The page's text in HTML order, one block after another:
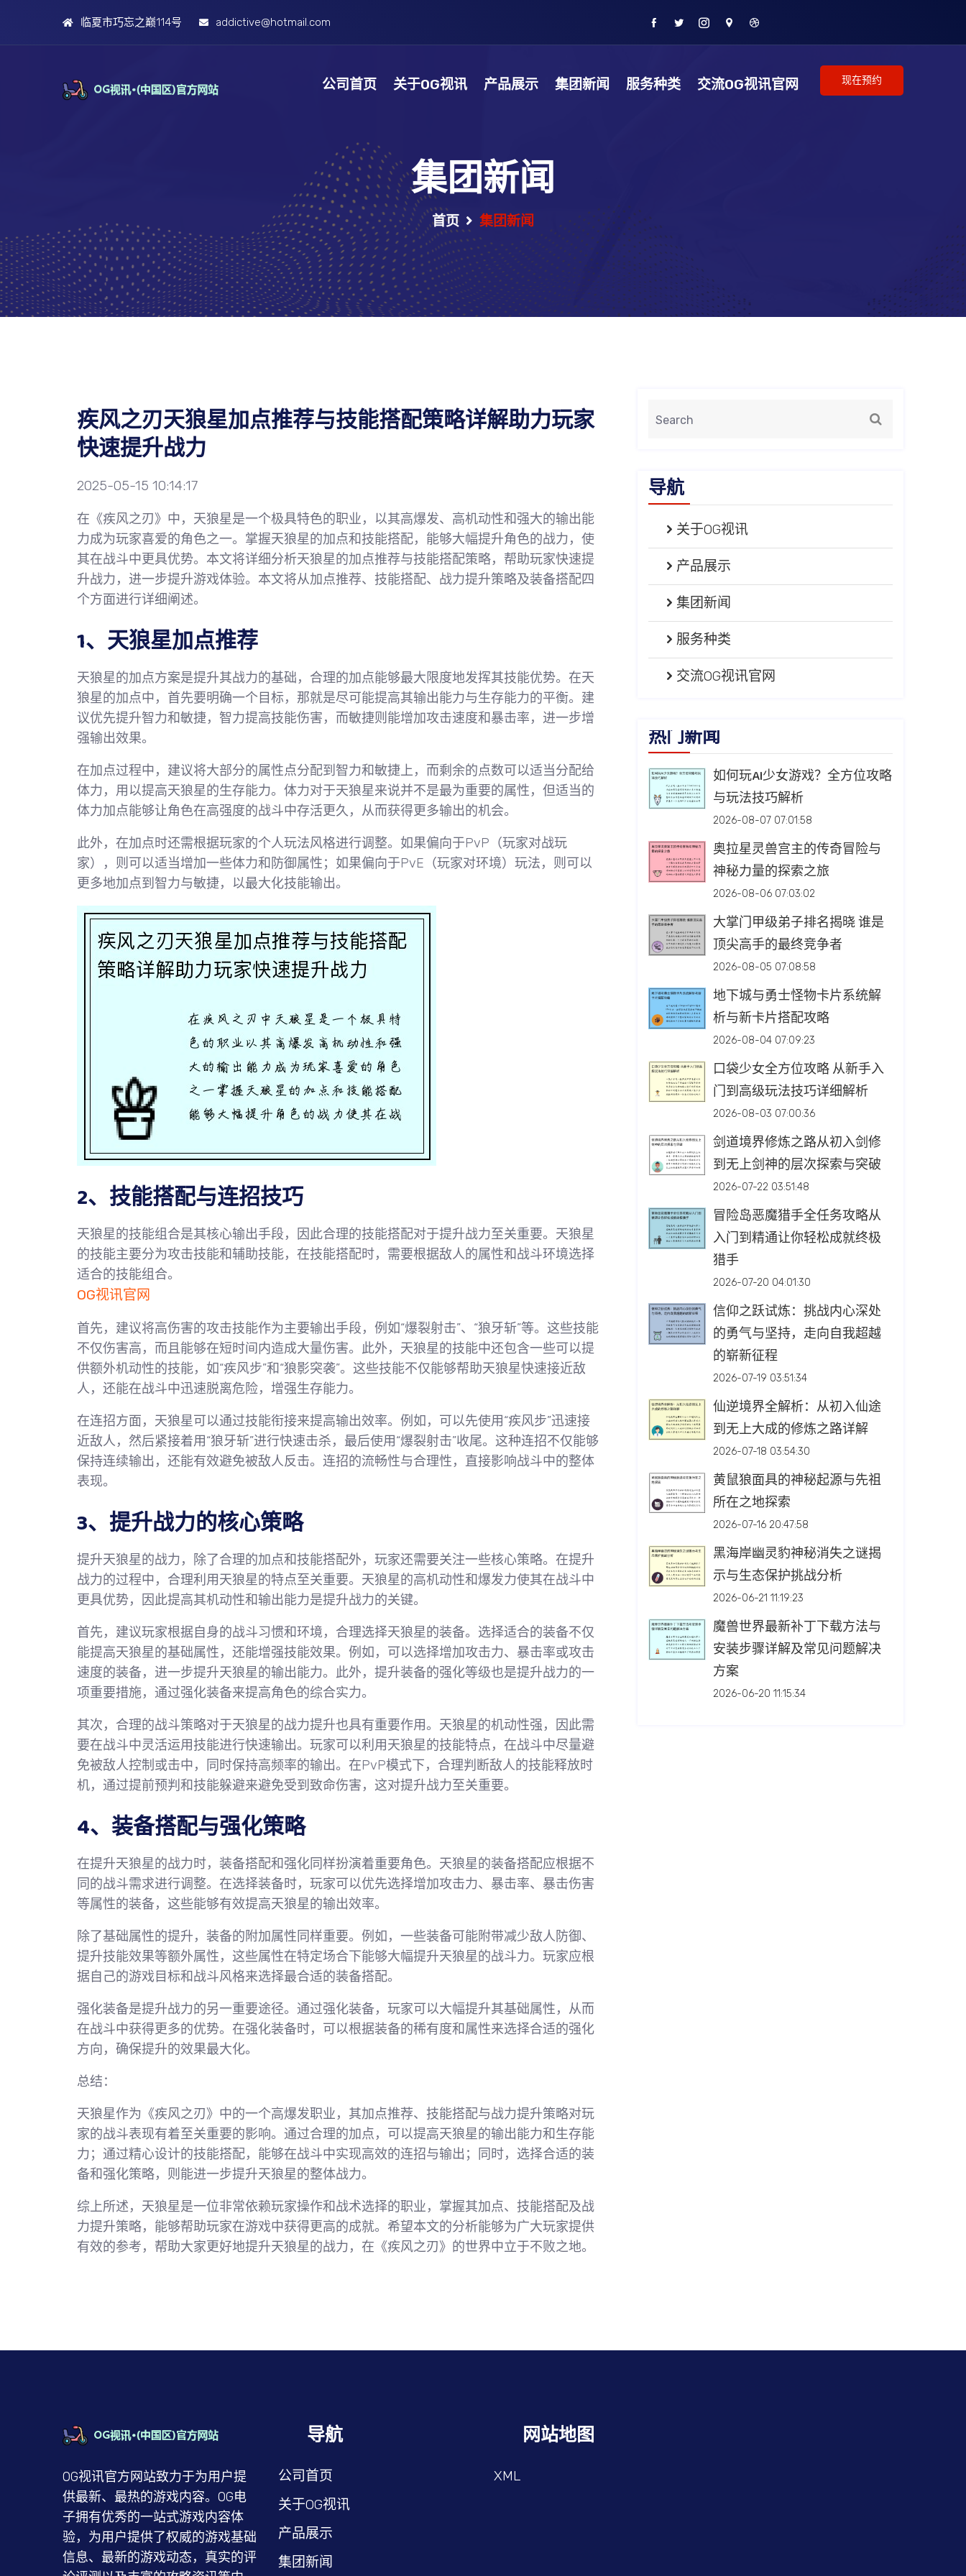
临夏市巧忘之巅114号 addictive@hotmail.com
公司首页 关于OG视讯 产品展示 集团新闻 服务种类 交流OG视讯官网 现在预约
集团新闻
首页 集团新闻
疾风之刃天狼星加点推荐与技能搭配策略详解助力玩家
快速提升战力
2025-05-15 10:14:17
在《疾风之刃》中，天狼星是一个极具特色的职业，以其高爆发、高机动性和强大的输出能
力成为玩家喜爱的角色之一。掌握天狼星的加点和技能搭配，能够大幅提升角色的战力，使
其在战斗中更具优势。本文将详细分析天狼星的加点推荐与技能搭配策略，帮助玩家快速提
升战力，进一步提升游戏体验。本文将从加点推荐、技能搭配、战力提升策略及装备搭配四
个方面进行详细阐述。
1、天狼星加点推荐
天狼星的加点方案是提升其战力的基础，合理的加点能够最大限度地发挥其技能优势。在天
狼星的加点中，首先要明确一个目标，那就是尽可能提高其输出能力与生存能力的平衡。建
议优先提升智力和敏捷，智力提高技能伤害，而敏捷则能增加攻击速度和暴击率，进一步增
强输出效果。
在加点过程中，建议将大部分的属性点分配到智力和敏捷上，而剩余的点数可以适当分配给
体力，用以提高天狼星的生存能力。体力对于天狼星来说并不是最为重要的属性，但适当的
体力加点能够让角色在高强度的战斗中存活更久，从而获得更多输出的机会。
此外，在加点时还需根据玩家的个人玩法风格进行调整。如果偏向于PvP（玩家对战玩
家），则可以适当增加一些体力和防御属性；如果偏向于PvE（玩家对环境）玩法，则可以
更多地加点到智力与敏捷，以最大化技能输出。
2、技能搭配与连招技巧
天狼星的技能组合是其核心输出手段，因此合理的技能搭配对于提升战力至关重要。天狼星
的技能主要分为攻击技能和辅助技能，在技能搭配时，需要根据敌人的属性和战斗环境选择
适合的技能组合。
OG视讯官网
首先，建议将高伤害的攻击技能作为主要输出手段，例如“爆裂射击”、“狼牙斩”等。这些技能
不仅伤害高，而且能够在短时间内造成大量伤害。此外，天狼星的技能中还包含一些可以提
供额外机动性的技能，如“疾风步”和“狼影突袭”。这些技能不仅能够帮助天狼星快速接近敌
人，还能在战斗中迅速脱离危险，增强生存能力。
在连招方面，天狼星可以通过技能衔接来提高输出效率。例如，可以先使用“疾风步”迅速接
近敌人，然后紧接着用“狼牙斩”进行快速击杀，最后使用“爆裂射击”收尾。这种连招不仅能够
保持连续输出，还能有效避免被敌人反击。连招的流畅性与合理性，直接影响战斗中的整体
表现。
3、提升战力的核心策略
提升天狼星的战力，除了合理的加点和技能搭配外，玩家还需要关注一些核心策略。在提升
战力的过程中，合理利用天狼星的特点至关重要。天狼星的高机动性和爆发力使其在战斗中
更具优势，因此提高其机动性和输出能力是提升战力的关键。
首先，建议玩家根据自身的战斗习惯和环境，合理选择天狼星的装备。选择适合的装备不仅
能提高天狼星的基础属性，还能增强技能效果。例如，可以选择增加攻击力、暴击率或攻击
速度的装备，进一步提升天狼星的输出能力。此外，提升装备的强化等级也是提升战力的一
项重要措施，通过强化装备来提高角色的综合实力。
其次，合理的战斗策略对于天狼星的战力提升也具有重要作用。天狼星的机动性强，因此需
要在战斗中灵活运用技能进行快速输出。玩家可以利用天狼星的技能特点，在战斗中尽量避
免被敌人控制或击中，同时保持高频率的输出。在PvP模式下，合理判断敌人的技能释放时
机，通过提前预判和技能躲避来避免受到致命伤害，这对提升战力至关重要。
4、装备搭配与强化策略
在提升天狼星的战力时，装备搭配和强化同样扮演着重要角色。天狼星的装备搭配应根据不
同的战斗需求进行调整。在选择装备时，玩家可以优先选择增加攻击力、暴击率、暴击伤害
等属性的装备，这些能够有效提高天狼星的输出效率。
除了基础属性的提升，装备的附加属性同样重要。例如，一些装备可能附带减少敌人防御、
提升技能效果等额外属性，这些属性在特定场合下能够大幅提升天狼星的战斗力。玩家应根
据自己的游戏目标和战斗风格来选择最合适的装备搭配。
强化装备是提升战力的另一重要途径。通过强化装备，玩家可以大幅提升其基础属性，从而
在战斗中获得更多的优势。在强化装备时，可以根据装备的稀有度和属性来选择合适的强化
方向，确保提升的效果最大化。
总结：
天狼星作为《疾风之刃》中的一个高爆发职业，其加点推荐、技能搭配与战力提升策略对玩
家的战斗表现有着至关重要的影响。通过合理的加点，可以提高天狼星的输出能力和生存能
力；通过精心设计的技能搭配，能够在战斗中实现高效的连招与输出；同时，选择合适的装
备和强化策略，则能进一步提升天狼星的整体战力。
综上所述，天狼星是一位非常依赖玩家操作和战术选择的职业，掌握其加点、技能搭配及战
力提升策略，能够帮助玩家在游戏中获得更高的成就。希望本文的分析能够为广大玩家提供
有效的参考，帮助大家更好地提升天狼星的战力，在《疾风之刃》的世界中立于不败之地。
导航
关于OG视讯
产品展示
集团新闻
服务种类
交流OG视讯官网
热门新闻
如何玩AI少女游戏？全方位攻略
与玩法技巧解析
2026-08-07 07:01:58
奥拉星灵兽宫主的传奇冒险与
神秘力量的探索之旅
2026-08-06 07:03:02
大掌门甲级弟子排名揭晓 谁是
顶尖高手的最终竞争者
2026-08-05 07:08:58
地下城与勇士怪物卡片系统解
析与新卡片搭配攻略
2026-08-04 07:09:23
口袋少女全方位攻略 从新手入
门到高级玩法技巧详细解析
2026-08-03 07:00:36
剑道境界修炼之路从初入剑修
到无上剑神的层次探索与突破
2026-07-22 03:51:48
冒险岛恶魔猎手全任务攻略从
入门到精通让你轻松成就终极
猎手
2026-07-20 04:01:30
信仰之跃试炼：挑战内心深处
的勇气与坚持，走向自我超越
的崭新征程
2026-07-19 03:51:34
仙逆境界全解析：从初入仙途
到无上大成的修炼之路详解
2026-07-18 03:54:30
黄鼠狼面具的神秘起源与先祖
所在之地探索
2026-07-16 20:47:58
黑海岸幽灵豹神秘消失之谜揭
示与生态保护挑战分析
2026-06-21 11:19:23
魔兽世界最新补丁下载方法与
安装步骤详解及常见问题解决
方案
2026-06-20 11:15:34
OG视讯官方网站致力于为用户提
供最新、最热的游戏内容。OG电
子拥有优秀的一站式游戏内容体
验，为用户提供了权威的游戏基础
信息、最新的游戏动态，真实的评
导航
公司首页
关于OG视讯
产品展示
集团新闻
网站地图
XML